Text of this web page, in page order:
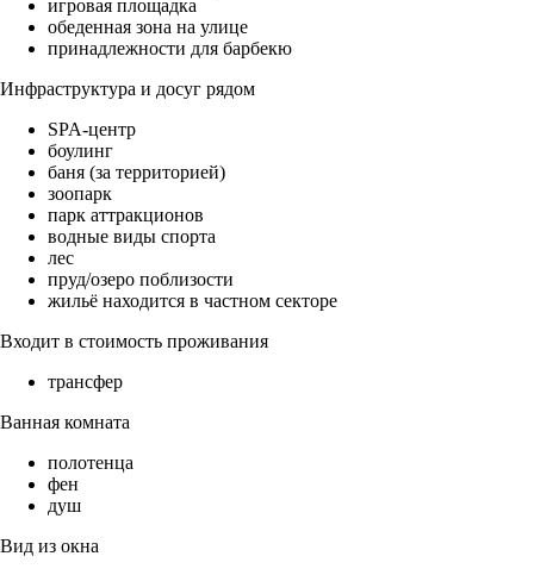
игровая площадка
обеденная зона на улице
принадлежности для барбекю
Инфраструктура и досуг рядом
SPA-центр
боулинг
баня (за территорией)
зоопарк
парк аттракционов
водные виды спорта
лес
пруд/озеро поблизости
жильё находится в частном секторе
Входит в стоимость проживания
трансфер
Ванная комната
полотенца
фен
душ
Вид из окна